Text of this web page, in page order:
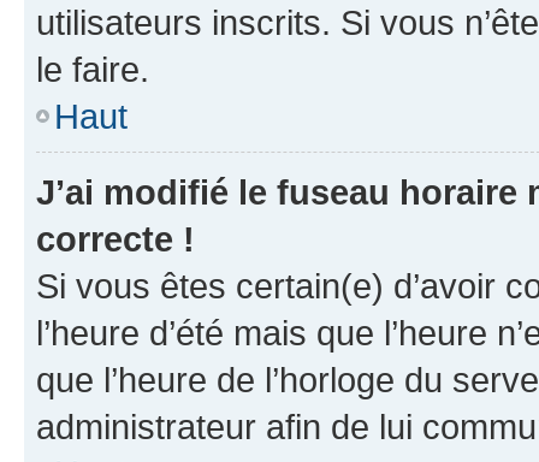
utilisateurs inscrits. Si vous
le faire.
Haut
J’ai modifié le fuseau horaire
correcte !
Si vous êtes certain(e) d’avoir
l’heure d’été mais que l’heure
que l’heure de l’horloge du
administrateur afin de lui